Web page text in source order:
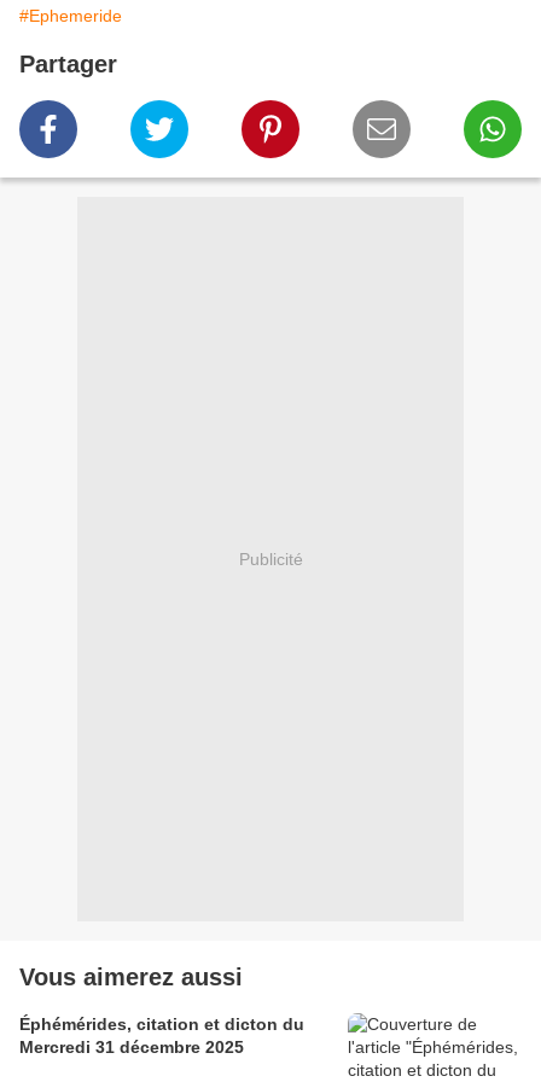
#Ephemeride
Partager
Publicité
Vous aimerez aussi
Éphémérides, citation et dicton du
Mercredi 31 décembre 2025